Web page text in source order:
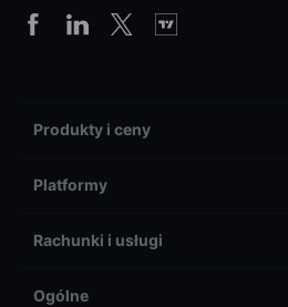
Produkty i ceny
Platformy
Rachunki i usługi
Ogólne